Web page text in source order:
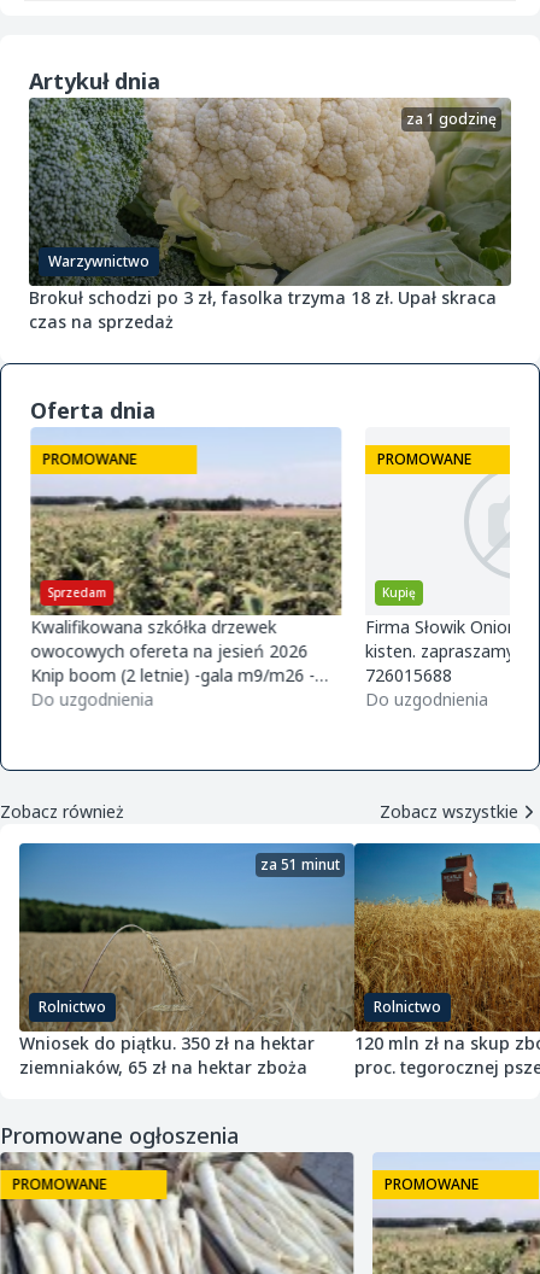
Artykuł dnia
Warzywnictwo
za 1 godzinę
Brokuł schodzi po 3 zł, fasolka trzyma 18 zł. Upał skraca
czas na sprzedaż
Oferta dnia
Sprzedam
PROMOWANE
Kwalifikowana szkółka drzewek
owocowych ofereta na jesień 2026
Knip boom (2 letnie) -gala m9/m26 -
golden m9 -jeronimo m9/m26 -mutsu
Do uzgodnienia
Kupię
PROMOWANE
Firma Słowik Onions
kisten. zapraszamy
726015688
Do uzgodnienia
Zobacz również Zobacz wszystkie
Rolnictwo
za 51 minut
Wniosek do piątku. 350 zł na hektar
ziemniaków, 65 zł na hektar zboża
Rolnictwo
120 mln zł na skup
proc. tegorocznej
Promowane ogłoszenia
PROMOWANE PROMOWANE